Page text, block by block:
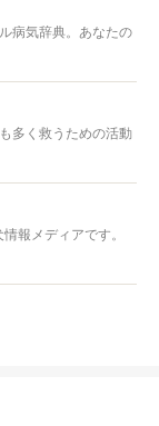
病気辞典。あなたの
多く救うための活動
報メディアです。